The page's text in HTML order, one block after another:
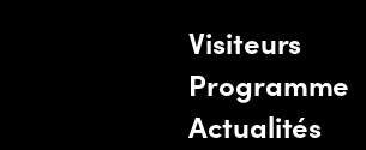
Visiteurs
Programme
Actualités